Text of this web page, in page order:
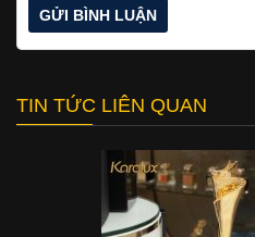
TIN TỨC LIÊN QUAN